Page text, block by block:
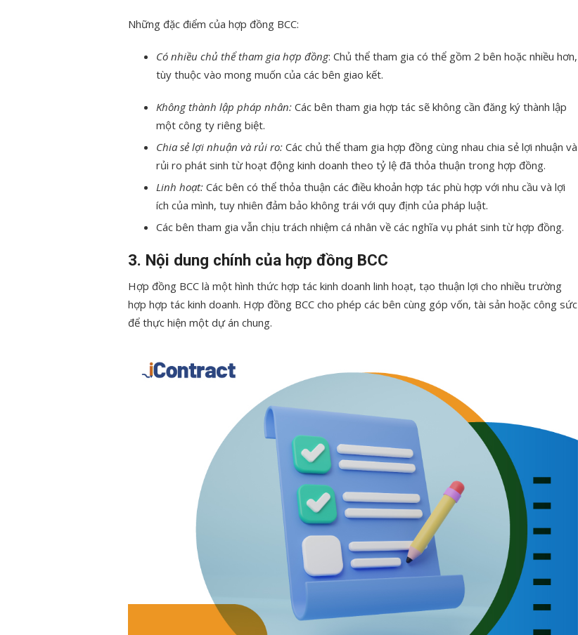
Những đặc điểm của hợp đồng BCC:
Có nhiều chủ thể tham gia hợp đồng: Chủ thể tham gia có thể gồm 2 bên hoặc nhiều hơn,
tùy thuộc vào mong muốn của các bên giao kết.
Không thành lập pháp nhân: Các bên tham gia hợp tác sẽ không cần đăng ký thành lập
một công ty riêng biệt.
Chia sẻ lợi nhuận và rủi ro: Các chủ thể tham gia hợp đồng cùng nhau chia sẻ lợi nhuận và
rủi ro phát sinh từ hoạt động kinh doanh theo tỷ lệ đã thỏa thuận trong hợp đồng.
Linh hoạt: Các bên có thể thỏa thuận các điều khoản hợp tác phù hợp với nhu cầu và lợi
ích của mình, tuy nhiên đảm bảo không trái với quy định của pháp luật.
Các bên tham gia vẫn chịu trách nhiệm cá nhân về các nghĩa vụ phát sinh từ hợp đồng.
3. Nội dung chính của hợp đồng BCC
Hợp đồng BCC là một hình thức hợp tác kinh doanh linh hoạt, tạo thuận lợi cho nhiều trường
hợp hợp tác kinh doanh. Hợp đồng BCC cho phép các bên cùng góp vốn, tài sản hoặc công sức
để thực hiện một dự án chung.